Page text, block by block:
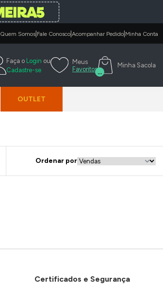
Quem Somos Fale Conosco Acompanhar Pedido Minha Conta
Faça o Login ou
Cadastre-se
Meus
Favoritos
Minha Sacola
...
OUTLET
Ordenar por
Certificados e Segurança